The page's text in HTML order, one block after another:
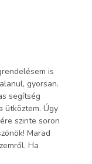
csillag.
is
gyorsan.
segítség
ütköztem. Úgy
szinte soron
Marad
Ha